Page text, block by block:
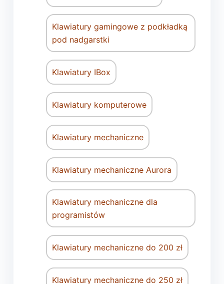
Klawiatury gamingowe z podkładką
pod nadgarstki
Klawiatury IBox
Klawiatury komputerowe
Klawiatury mechaniczne
Klawiatury mechaniczne Aurora
Klawiatury mechaniczne dla
programistów
Klawiatury mechaniczne do 200 zł
Klawiatury mechaniczne do 250 zł